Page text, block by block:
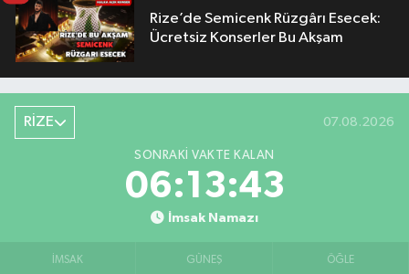
Rize’de Semicenk Rüzgârı Esecek:
Ücretsiz Konserler Bu Akşam
RİZE 07.08.2026
SONRAKI VAKTE KALAN
06:13:42
İmsak Namazı
İMSAK GÜNEŞ ÖĞLE